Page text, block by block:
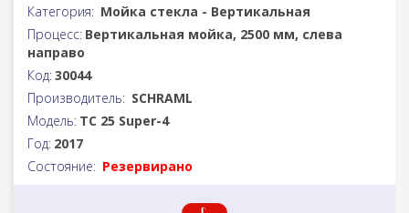
Категория: Мойка стекла - Вертикальная
Процесс: Вертикальная мойка, 2500 мм, слева
направо
Код:30044
Производитель: SCHRAML
Модель: TC 25 Super-4
Год: 2017
Состояние: Резервирано